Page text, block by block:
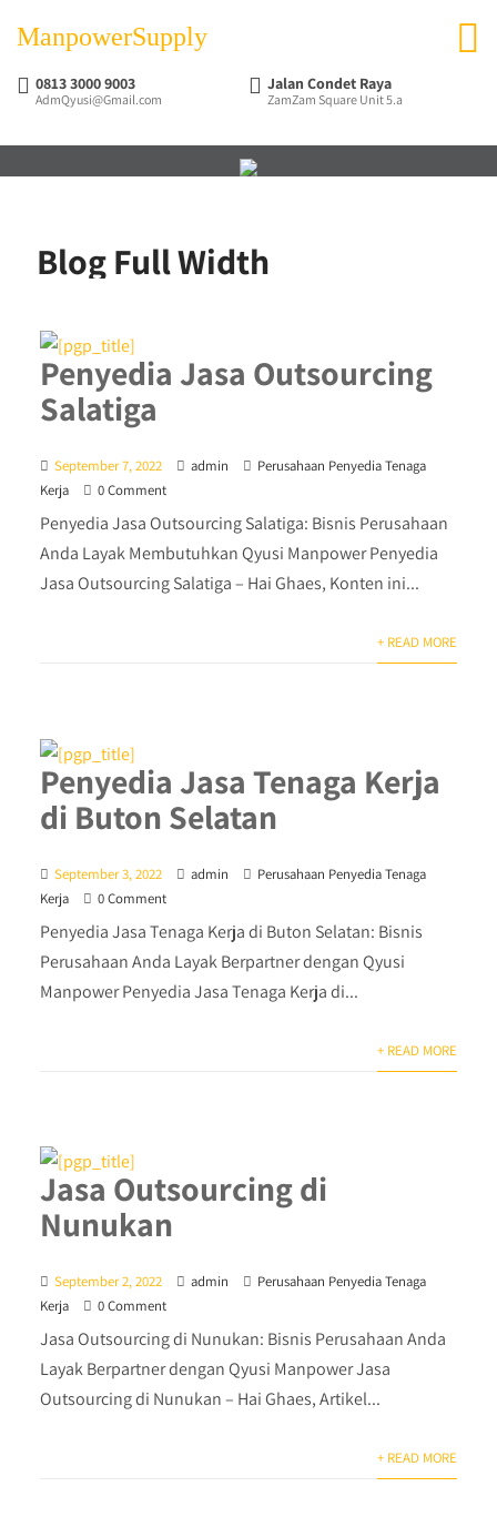
ManpowerSupply
0813 3000 9003
AdmQyusi@Gmail.com
Jalan Condet Raya
ZamZam Square Unit 5.a
Blog Full Width
Penyedia Jasa Outsourcing
Salatiga
September 7, 2022 admin
Perusahaan Penyedia Tenaga
Kerja
0 Comment
Penyedia Jasa Outsourcing Salatiga: Bisnis Perusahaan
Anda Layak Membutuhkan Qyusi Manpower Penyedia
Jasa Outsourcing Salatiga – Hai Ghaes, Konten ini...
+ READ MORE
Penyedia Jasa Tenaga Kerja
di Buton Selatan
September 3, 2022 admin
Perusahaan Penyedia Tenaga
Kerja
0 Comment
Penyedia Jasa Tenaga Kerja di Buton Selatan: Bisnis
Perusahaan Anda Layak Berpartner dengan Qyusi
Manpower Penyedia Jasa Tenaga Kerja di...
+ READ MORE
Jasa Outsourcing di
Nunukan
September 2, 2022 admin
Perusahaan Penyedia Tenaga
Kerja
0 Comment
Jasa Outsourcing di Nunukan: Bisnis Perusahaan Anda
Layak Berpartner dengan Qyusi Manpower Jasa
Outsourcing di Nunukan – Hai Ghaes, Artikel...
+ READ MORE